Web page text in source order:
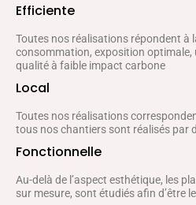
Efficiente
Toutes nos réalisations répondent à
consommation, exposition
qualité à faible impact carbone
Local
Toutes nos réalisations
tous nos chantiers sont réalisés par
Fonctionnelle
Au-delà de l’aspect esthétique, les
sur mesure, sont étudiés afin d’être